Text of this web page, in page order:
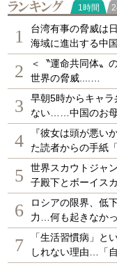
1時間
1
台湾有事の脅威は
海域に進出する中
2
＜〝運命共同体〟
世界の脅威....…
3
早朝5時からキャ
ない……中国のお
4
『彼女は頭が悪い
た読者からの手紙
5
世界スカウトジャ
子殿下とボーイス
6
ロシアの限界、低
力…何も起きなか
7
「生活習慣病」と
しれない理由…「